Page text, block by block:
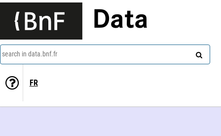
Data
search in data.bnf.fr
FR